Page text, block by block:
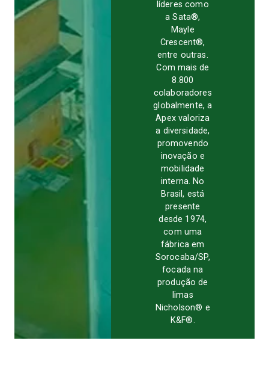
líderes como
a Sata®,
Mayle
Crescent®,
entre outras.
Com mais de
8.800
colaboradores
globalmente, a
Apex valoriza
a diversidade,
promovendo
inovação e
mobilidade
interna. No
Brasil, está
presente
desde 1974,
com uma
fábrica em
Sorocaba/SP,
focada na
produção de
limas
Nicholson® e
K&F®.